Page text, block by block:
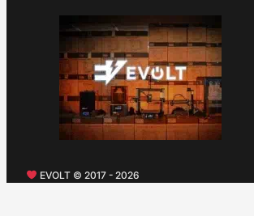
EVOLT © 2017 - 2026